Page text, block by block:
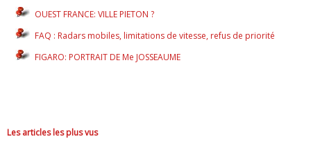
OUEST FRANCE: VILLE PIETON ?
FAQ : Radars mobiles, limitations de vitesse, refus de priorité
FIGARO: PORTRAIT DE Me JOSSEAUME
Les articles les plus vus